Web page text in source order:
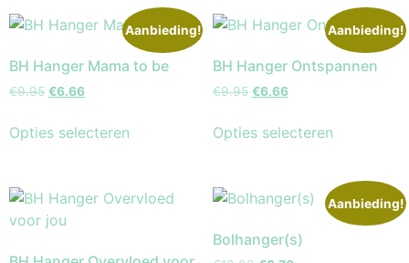
Aanbieding!
BH Hanger Mama to be
€9.95 €6.66
Opties selecteren
Aanbieding!
BH Hanger Ontspannen
€9.95 €6.66
Opties selecteren
Aanbieding!
Bolhanger(s)